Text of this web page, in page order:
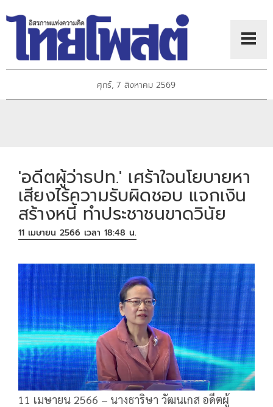
ศุกร์, 7 สิงหาคม 2569
'อดีตผู้ว่าธปท.' เศร้าใจนโยบายหา
เสียงไร้ความรับผิดชอบ แจกเงิน
สร้างหนี้ ทำประชาชนขาดวินัย
11 เมษายน 2566 เวลา 18:48 น.
11 เมษายน 2566 – นางธาริษา วัฒนเกส อดีตผู้